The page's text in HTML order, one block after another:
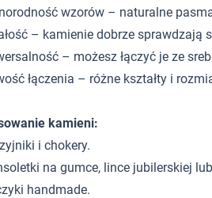
wzorów – naturalne
– kamienie dobrze sprawdzają
– możesz łączyć je ze
łączenia – różne kształty i
kamieni:
i chokery.
na gumce, lince jubilerskiej
handmade.